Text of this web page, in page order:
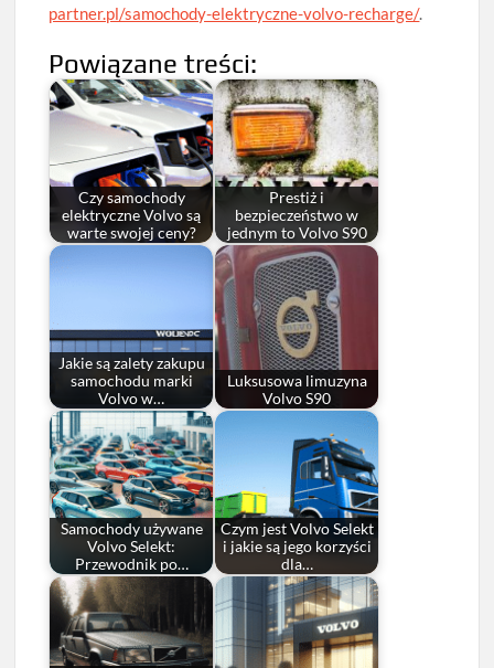
partner.pl/samochody-elektryczne-volvo-recharge/.
Powiązane treści:
Czy samochody
elektryczne Volvo są
warte swojej ceny?
Prestiż i
bezpieczeństwo w
jednym to Volvo S90
Jakie są zalety zakupu
samochodu marki
Volvo w…
Luksusowa limuzyna
Volvo S90
Samochody używane
Volvo Selekt:
Przewodnik po…
Czym jest Volvo Selekt
i jakie są jego korzyści
dla…